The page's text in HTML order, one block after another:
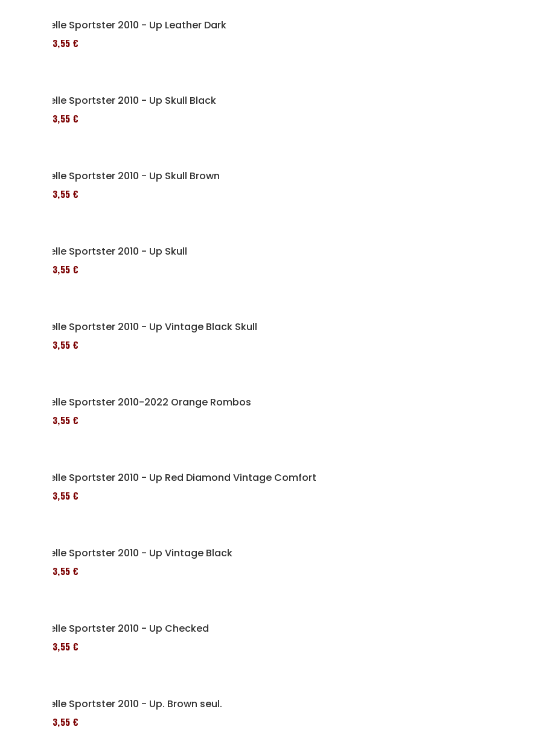
Selle Sportster 2010 - Up Leather Dark
173,55 €
Selle Sportster 2010 - Up Skull Black
173,55 €
Selle Sportster 2010 - Up Skull Brown
173,55 €
Selle Sportster 2010 - Up Skull
173,55 €
Selle Sportster 2010 - Up Vintage Black Skull
173,55 €
Selle Sportster 2010-2022 Orange Rombos
173,55 €
Selle Sportster 2010 - Up Red Diamond Vintage Comfort
173,55 €
Selle Sportster 2010 - Up Vintage Black
173,55 €
Selle Sportster 2010 - Up Checked
173,55 €
Selle Sportster 2010 - Up. Brown seul.
173,55 €